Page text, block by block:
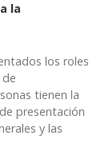
la
los roles
tienen la
presentación
y las